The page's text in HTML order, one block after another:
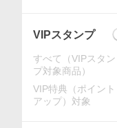
VIPスタンプ
すべて（VIPスタン
プ対象商品）
VIP特典（ポイント
アップ）対象